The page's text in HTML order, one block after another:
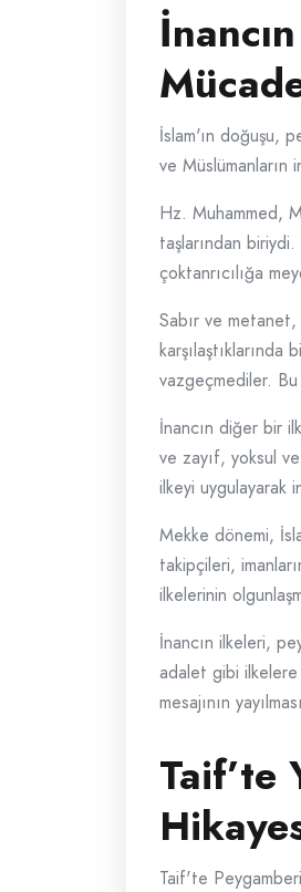
İslam'ın doğuşu,
ve Müslümanların
Hz. Muhammed,
taşlarından
çoktanrıcılığa
Sabır ve
karşılaştıklarında
vazgeçmediler.
İnancın diğer bir
ve zayıf, yoksul
ilkeyi uygulayarak
Mekke dönemi,
takipçileri,
ilkelerinin
İnancın ilkeleri,
adalet gibi ilkelere
mesajının
Taif’te
Taif'te